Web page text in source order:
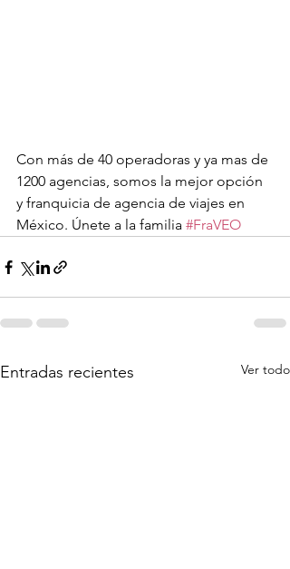
Con más de 40 operadoras y ya mas de
1200 agencias, somos la mejor opción
y franquicia de agencia de viajes en
México. Únete a la familia #FraVEO
Entradas recientes Ver todo